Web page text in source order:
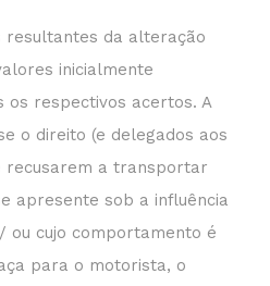
resultantes da alteração
inicialmente
respectivos acertos. A
o direito (e delegados aos
recusarem a transportar
apresente sob a influência
ou cujo comportamento é
para o motorista, o